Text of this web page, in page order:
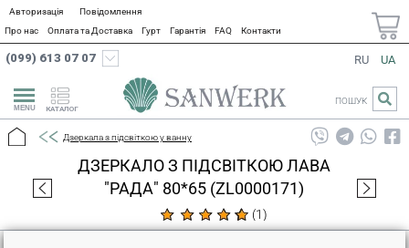
Авторизація
Повідомлення
Про нас
Оплата та Доставка Гурт Гарантія FAQ Контакти
(099) 613 07 07
КАТАЛОГ
RU UA
ПОШУК
Дзеркала з підсвіткою у ванну
ДЗЕРКАЛО З ПІДСВІТКОЮ ЛАВА
"РАДА" 80*65 (ZL0000171)
(1)